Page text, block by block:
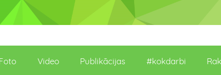
Video Publikācijas #kokdarbi